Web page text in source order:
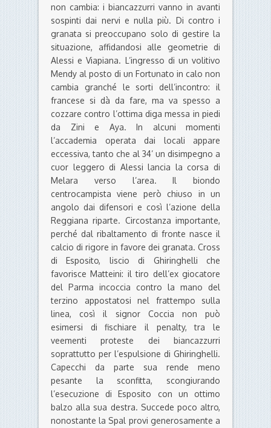
non cambia: i biancazzurri vanno in avanti
sospinti dai nervi e nulla più. Di contro i
granata si preoccupano solo di gestire la
situazione, affidandosi alle geometrie di
Alessi e Viapiana. L’ingresso di un volitivo
Mendy al posto di un Fortunato in calo non
cambia granché le sorti dell’incontro: il
francese si dà da fare, ma va spesso a
cozzare contro l’ottima diga messa in piedi
da Zini e Aya. In alcuni momenti
l’accademia operata dai locali appare
eccessiva, tanto che al 34’ un disimpegno a
cuor leggero di Alessi lancia la corsa di
Melara verso l’area. Il biondo
centrocampista viene però chiuso in un
angolo dai difensori e così l’azione della
Reggiana riparte. Circostanza importante,
perché dal ribaltamento di fronte nasce il
calcio di rigore in favore dei granata. Cross
di Esposito, liscio di Ghiringhelli che
favorisce Matteini: il tiro dell’ex giocatore
del Parma incoccia contro la mano del
terzino appostatosi nel frattempo sulla
linea, così il signor Coccia non può
esimersi di fischiare il penalty, tra le
veementi proteste dei biancazzurri
soprattutto per l’espulsione di Ghiringhelli.
Capecchi da parte sua rende meno
pesante la sconfitta, scongiurando
l’esecuzione di Esposito con un ottimo
balzo alla sua destra. Succede poco altro,
nonostante la Spal provi generosamente a